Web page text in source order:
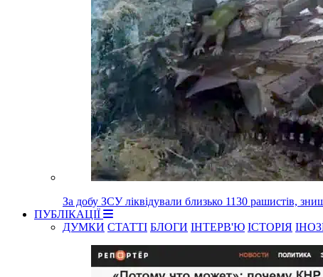
За добу ЗСУ ліквідували близько 1130 рашистів,
ПУБЛІКАЦІЇ
ДУМКИ СТАТТІ БЛОГИ ІНТЕРВ'Ю ІСТОРІЯ